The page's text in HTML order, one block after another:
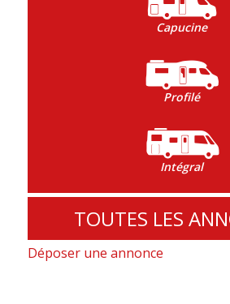
Capucine
Profilé
Intégral
TOUTES LES
Déposer une annonce